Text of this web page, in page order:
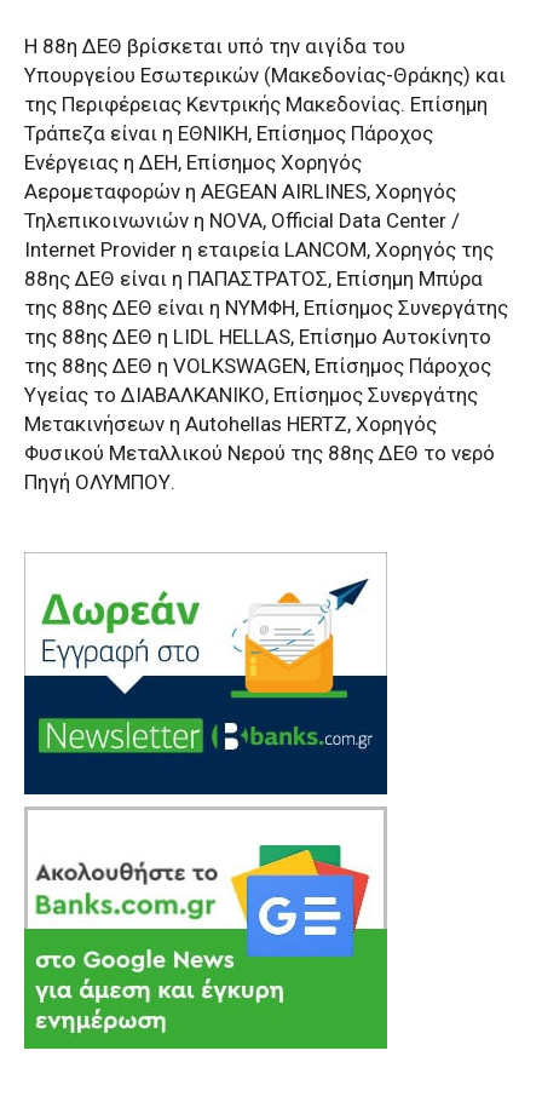
Η 88η ΔΕΘ βρίσκεται υπό την αιγίδα του
Υπουργείου Εσωτερικών (Μακεδονίας-Θράκης) και
της Περιφέρειας Κεντρικής Μακεδονίας. Επίσημη
Τράπεζα είναι η ΕΘΝΙΚΗ, Επίσημος Πάροχος
Ενέργειας η ΔΕΗ, Επίσημος Χορηγός
Αερομεταφορών η AEGEAN AIRLINES, Χορηγός
Τηλεπικοινωνιών η NOVA, Official Data Center /
Internet Provider η εταιρεία LANCOM, Χορηγός της
88ης ΔΕΘ είναι η ΠΑΠΑΣΤΡΑΤΟΣ, Επίσημη Μπύρα
της 88ης ΔΕΘ είναι η ΝΥΜΦΗ, Επίσημος Συνεργάτης
της 88ης ΔΕΘ η LIDL HELLAS, Επίσημο Αυτοκίνητο
της 88ης ΔΕΘ η VOLKSWAGEN, Επίσημος Πάροχος
Υγείας το ΔΙΑΒΑΛΚΑΝΙΚΟ, Επίσημος Συνεργάτης
Μετακινήσεων η Autohellas HERTZ, Χορηγός
Φυσικού Μεταλλικού Νερού της 88ης ΔΕΘ το νερό
Πηγή ΟΛΥΜΠΟΥ.